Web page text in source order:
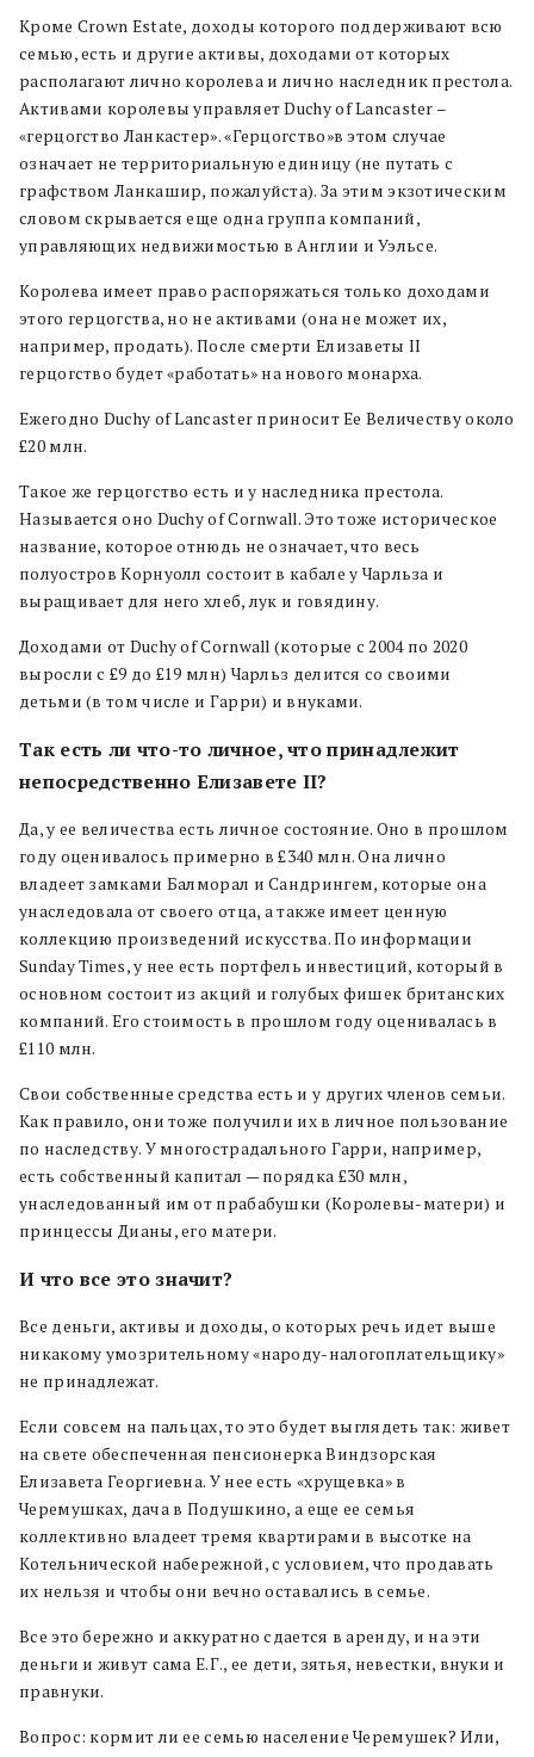
Кроме Crown Estate, доходы которого поддерживают всю
семью, есть и другие активы, доходами от которых
располагают лично королева и лично наследник престола.
Активами королевы управляет Duchy of Lancaster –
«герцогство Ланкастер». «Герцогство»в этом случае
означает не территориальную единицу (не путать с
графством Ланкашир, пожалуйста). За этим экзотическим
словом скрывается еще одна группа компаний,
управляющих недвижимостью в Англии и Уэльсе.
Королева имеет право распоряжаться только доходами
этого герцогства, но не активами (она не может их,
например, продать). После смерти Елизаветы II
герцогство будет «работать» на нового монарха.
Ежегодно Duchy of Lancaster приносит Ее Величеству около
£20 млн.
Такое же герцогство есть и у наследника престола.
Называется оно Duchy of Cornwall. Это тоже историческое
название, которое отнюдь не означает, что весь
полуостров Корнуолл состоит в кабале у Чарльза и
выращивает для него хлеб, лук и говядину.
Доходами от Duchy of Cornwall (которые с 2004 по 2020
выросли с £9 до £19 млн) Чарльз делится со своими
детьми (в том числе и Гарри) и внуками.
Так есть ли что-то личное, что принадлежит
непосредственно Елизавете II?
Да, у ее величества есть личное состояние. Оно в прошлом
году оценивалось примерно в £340 млн. Она лично
владеет замками Балморал и Сандрингем, которые она
унаследовала от своего отца, а также имеет ценную
коллекцию произведений искусства. По информации
Sunday Times, у нее есть портфель инвестиций, который в
основном состоит из акций и голубых фишек британских
компаний. Его стоимость в прошлом году оценивалась в
£110 млн.
Свои собственные средства есть и у других членов семьи.
Как правило, они тоже получили их в личное пользование
по наследству. У многострадального Гарри, например,
есть собственный капитал — порядка £30 млн,
унаследованный им от прабабушки (Королевы-матери) и
принцессы Дианы, его матери.
И что все это значит?
Все деньги, активы и доходы, о которых речь идет выше
никакому умозрительному «народу-налогоплательщику»
не принадлежат.
Если совсем на пальцах, то это будет выглядеть так: живет
на свете обеспеченная пенсионерка Виндзорская
Елизавета Георгиевна. У нее есть «хрущевка» в
Черемушках, дача в Подушкино, а еще ее семья
коллективно владеет тремя квартирами в высотке на
Котельнической набережной, с условием, что продавать
их нельзя и чтобы они вечно оставались в семье.
Все это бережно и аккуратно сдается в аренду, и на эти
деньги и живут сама Е.Г., ее дети, зятья, невестки, внуки и
правнуки.
Вопрос: кормит ли ее семью население Черемушек? Или,